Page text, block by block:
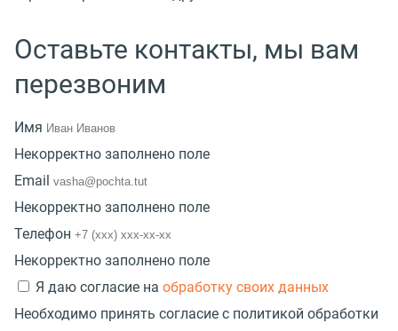
Оставьте контакты, мы вам
перезвоним
Имя
Некорректно заполнено поле
Email
Некорректно заполнено поле
Телефон
Некорректно заполнено поле
Я даю согласие на обработку своих данных
Необходимо принять согласие с политикой обработки